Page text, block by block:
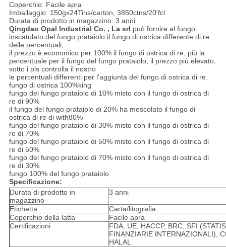
Coperchio: Facile apra
Imballaggio: 150gx24Tins/carton, 3850ctns/20'fcl
Durata di prodotto in magazzino: 3 anni
Qingdao Opal Industrial Co. , La srl può fornire al fungo
inscatolato del fungo prataiolo il fungo di ostrica differente di re
delle percentuali,
il prezzo è economico per 100% il fungo di ostrica di re, più la
percentuale per il fungo del fungo prataiolo, il prezzo più elevato,
sotto i pls controlla il nostro
le percentuali differenti per l'aggiunta del fungo di ostrica di re.
fungo di ostrica 100%king
fungo del fungo prataiolo di 10% misto con il fungo di ostrica di
re di 90%
il fungo del fungo prataiolo di 20% ha mescolato il fungo di
ostrica di re di with80%
fungo del fungo prataiolo di 30% misto con il fungo di ostrica di
re di 70%
fungo del fungo prataiolo di 50% misto con il fungo di ostrica di
re di 50%
fungo del fungo prataiolo di 70% misto con il fungo di ostrica di
re di 30%
fungo 100% del fungo prataiolo
Specificazione:
Durata di prodotto in
magazzino
3 anni
Etichetta
Carta/litografia
Coperchio della latta
Facile apra
Certificazioni
FDA, UE, HACCP, BRC, SFI
FINANZIARIE INTERNAZIONALI),
HALAL